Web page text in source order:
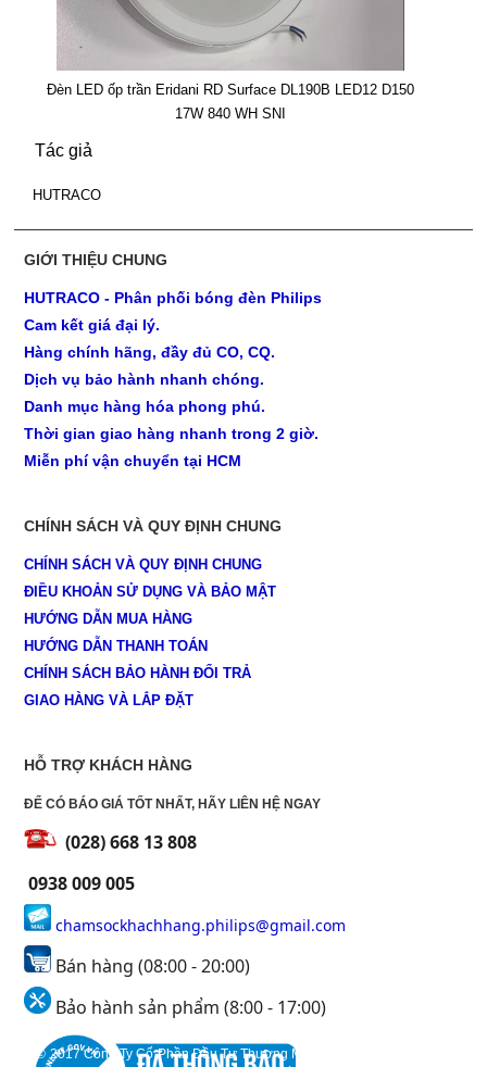
Đèn LED ốp trần Eridani RD Surface DL190B LED12 D150
17W 840 WH SNI
Tác giả
HUTRACO
GIỚI THIỆU CHUNG
HUTRACO - Phân phối bóng đèn Philips
Cam kết giá đại lý.
Hàng chính hãng, đầy đủ CO, CQ.
Dịch vụ bảo hành nhanh chóng.
Danh mục hàng hóa phong phú.
Thời gian giao hàng nhanh trong 2 giờ.
Miễn phí vận chuyển tại HCM
CHÍNH SÁCH VÀ QUY ĐỊNH CHUNG
CHÍNH SÁCH VÀ QUY ĐỊNH CHUNG
ĐIỀU KHOẢN SỬ DỤNG VÀ BẢO MẬT
HƯỚNG DẪN MUA HÀNG
HƯỚNG DẪN THANH TOÁN
CHÍNH SÁCH BẢO HÀNH ĐỔI TRẢ
GIAO HÀNG VÀ LẮP ĐẶT
HỖ TRỢ KHÁCH HÀNG
ĐỂ CÓ BÁO GIÁ TỐT NHẤT, HÃY LIÊN HỆ NGAY
(028) 668 13 808
0938 009 005
chamsockhachhang.philips@gmail.com
Bán hàng (08:00 - 20:00)
Bảo hành sản phẩm (8:00 - 17:00)
© 2017 Công Ty Cổ Phần Đầu Tư Thương Mại Và Xây DỰng Huỳnh Trần